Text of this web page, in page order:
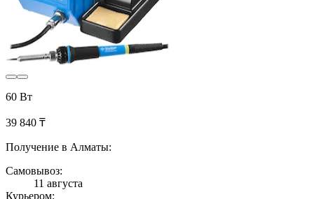
60 Вт
39 840 ₸
Получение в Алматы:
Самовывоз:
11 августа
Курьером: